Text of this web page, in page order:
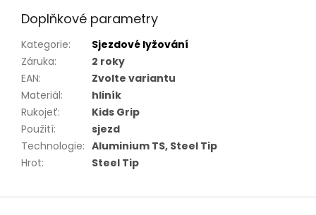
Doplňkové parametry
Kategorie:
Sjezdové lyžování
Záruka:
2 roky
EAN:
Zvolte variantu
Materiál:
hliník
Rukojeť:
Kids Grip
Použití:
sjezd
Technologie: Aluminium TS, Steel Tip
Hrot: Steel Tip
Z